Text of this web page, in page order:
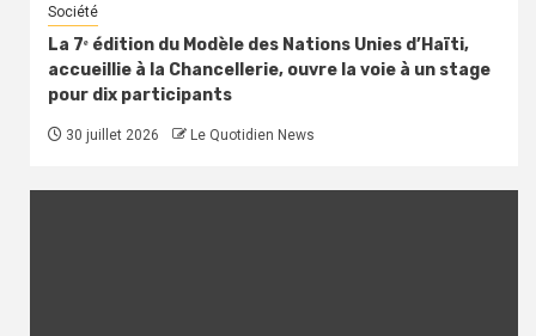
Société
La 7ᵉ édition du Modèle des Nations Unies d’Haïti,
accueillie à la Chancellerie, ouvre la voie à un stage
pour dix participants
30 juillet 2026 Le Quotidien News